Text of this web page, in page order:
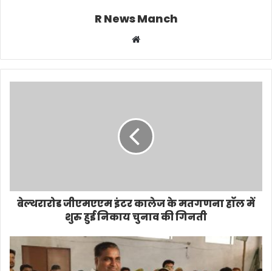
R News Manch
Website
बेल्थरारोड जीएमएएम इंटर कालेज के मतगणना हाॅल में
शुरु हुई निकाय चुनाव की गिनती